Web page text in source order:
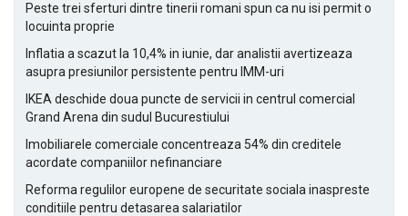
Peste trei sferturi dintre tinerii romani spun ca nu isi permit o
locuinta proprie
Inflatia a scazut la 10,4% in iunie, dar analistii avertizeaza
asupra presiunilor persistente pentru IMM-uri
IKEA deschide doua puncte de servicii in centrul comercial
Grand Arena din sudul Bucurestiului
Imobiliarele comerciale concentreaza 54% din creditele
acordate companiilor nefinanciare
Reforma regulilor europene de securitate sociala inaspreste
conditiile pentru detasarea salariatilor